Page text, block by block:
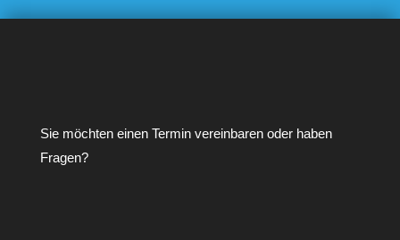
Sie möchten einen Termin vereinbaren oder haben
Fragen?